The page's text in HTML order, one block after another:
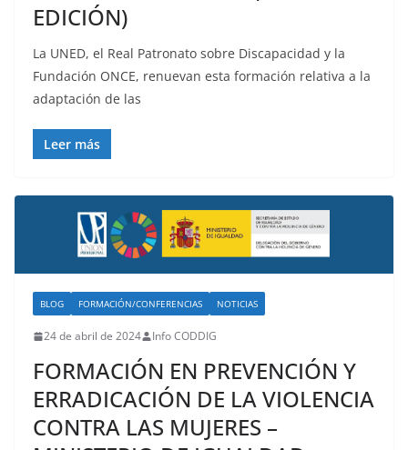
EDICIÓN)
La UNED, el Real Patronato sobre Discapacidad y la
Fundación ONCE, renuevan esta formación relativa a la
adaptación de las
Leer más
BLOG FORMACIÓN/CONFERENCIAS NOTICIAS
24 de abril de 2024 Info CODDIG
FORMACIÓN EN PREVENCIÓN Y
ERRADICACIÓN DE LA VIOLENCIA
CONTRA LAS MUJERES –